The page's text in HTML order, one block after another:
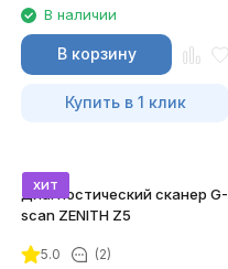
В наличии
В корзину
Купить в 1 клик
хит
Диагностический сканер G-
scan ZENITH Z5
5.0 (2)